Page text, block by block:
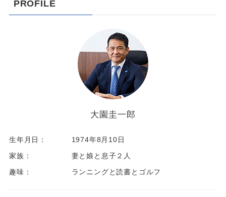
PROFILE
大園圭一郎
生年月日：
1974年8月10日
家族：
妻と娘と息子２人
趣味：
ランニングと読書とゴルフ